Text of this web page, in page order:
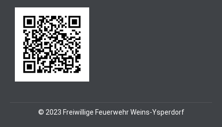
© 2023 Freiwillige Feuerwehr Weins-Ysperdorf